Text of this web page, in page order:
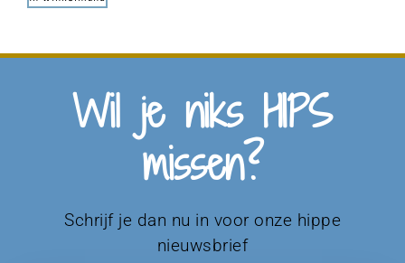
Wil je niks HIPS
missen?
Schrijf je dan nu in voor onze hippe
nieuwsbrief